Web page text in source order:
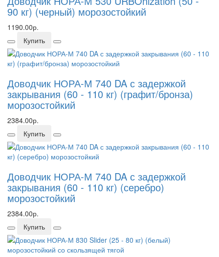
90 кг) (черный) морозостойкий
1190.00р.
Купить
Доводчик НОРА-М 740 DA с задержкой
закрывания (60 - 110 кг) (графит/бронза)
морозостойкий
2384.00р.
Купить
Доводчик НОРА-М 740 DA с задержкой
закрывания (60 - 110 кг) (серебро)
морозостойкий
2384.00р.
Купить